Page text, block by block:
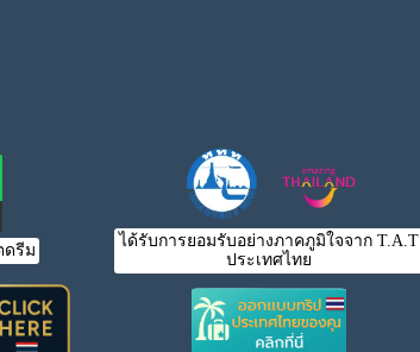
ดรีม
ได้รับการยอมรับอย่างภาคภูมิใจจาก T.A.T
ประเทศไทย